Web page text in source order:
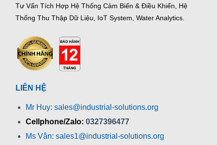
Tư Vấn Tích Hợp Hệ Thống Cảm Biến & Điều Khiển, Hệ
Thống Thu Thập Dữ Liệu, IoT System, Water Analytics.
LIÊN HỆ
Mr Huy: sales@industrial-solutions.org
Cellphone/Zalo: 0327396477
Ms Vân: sales1@industrial-solutions.org